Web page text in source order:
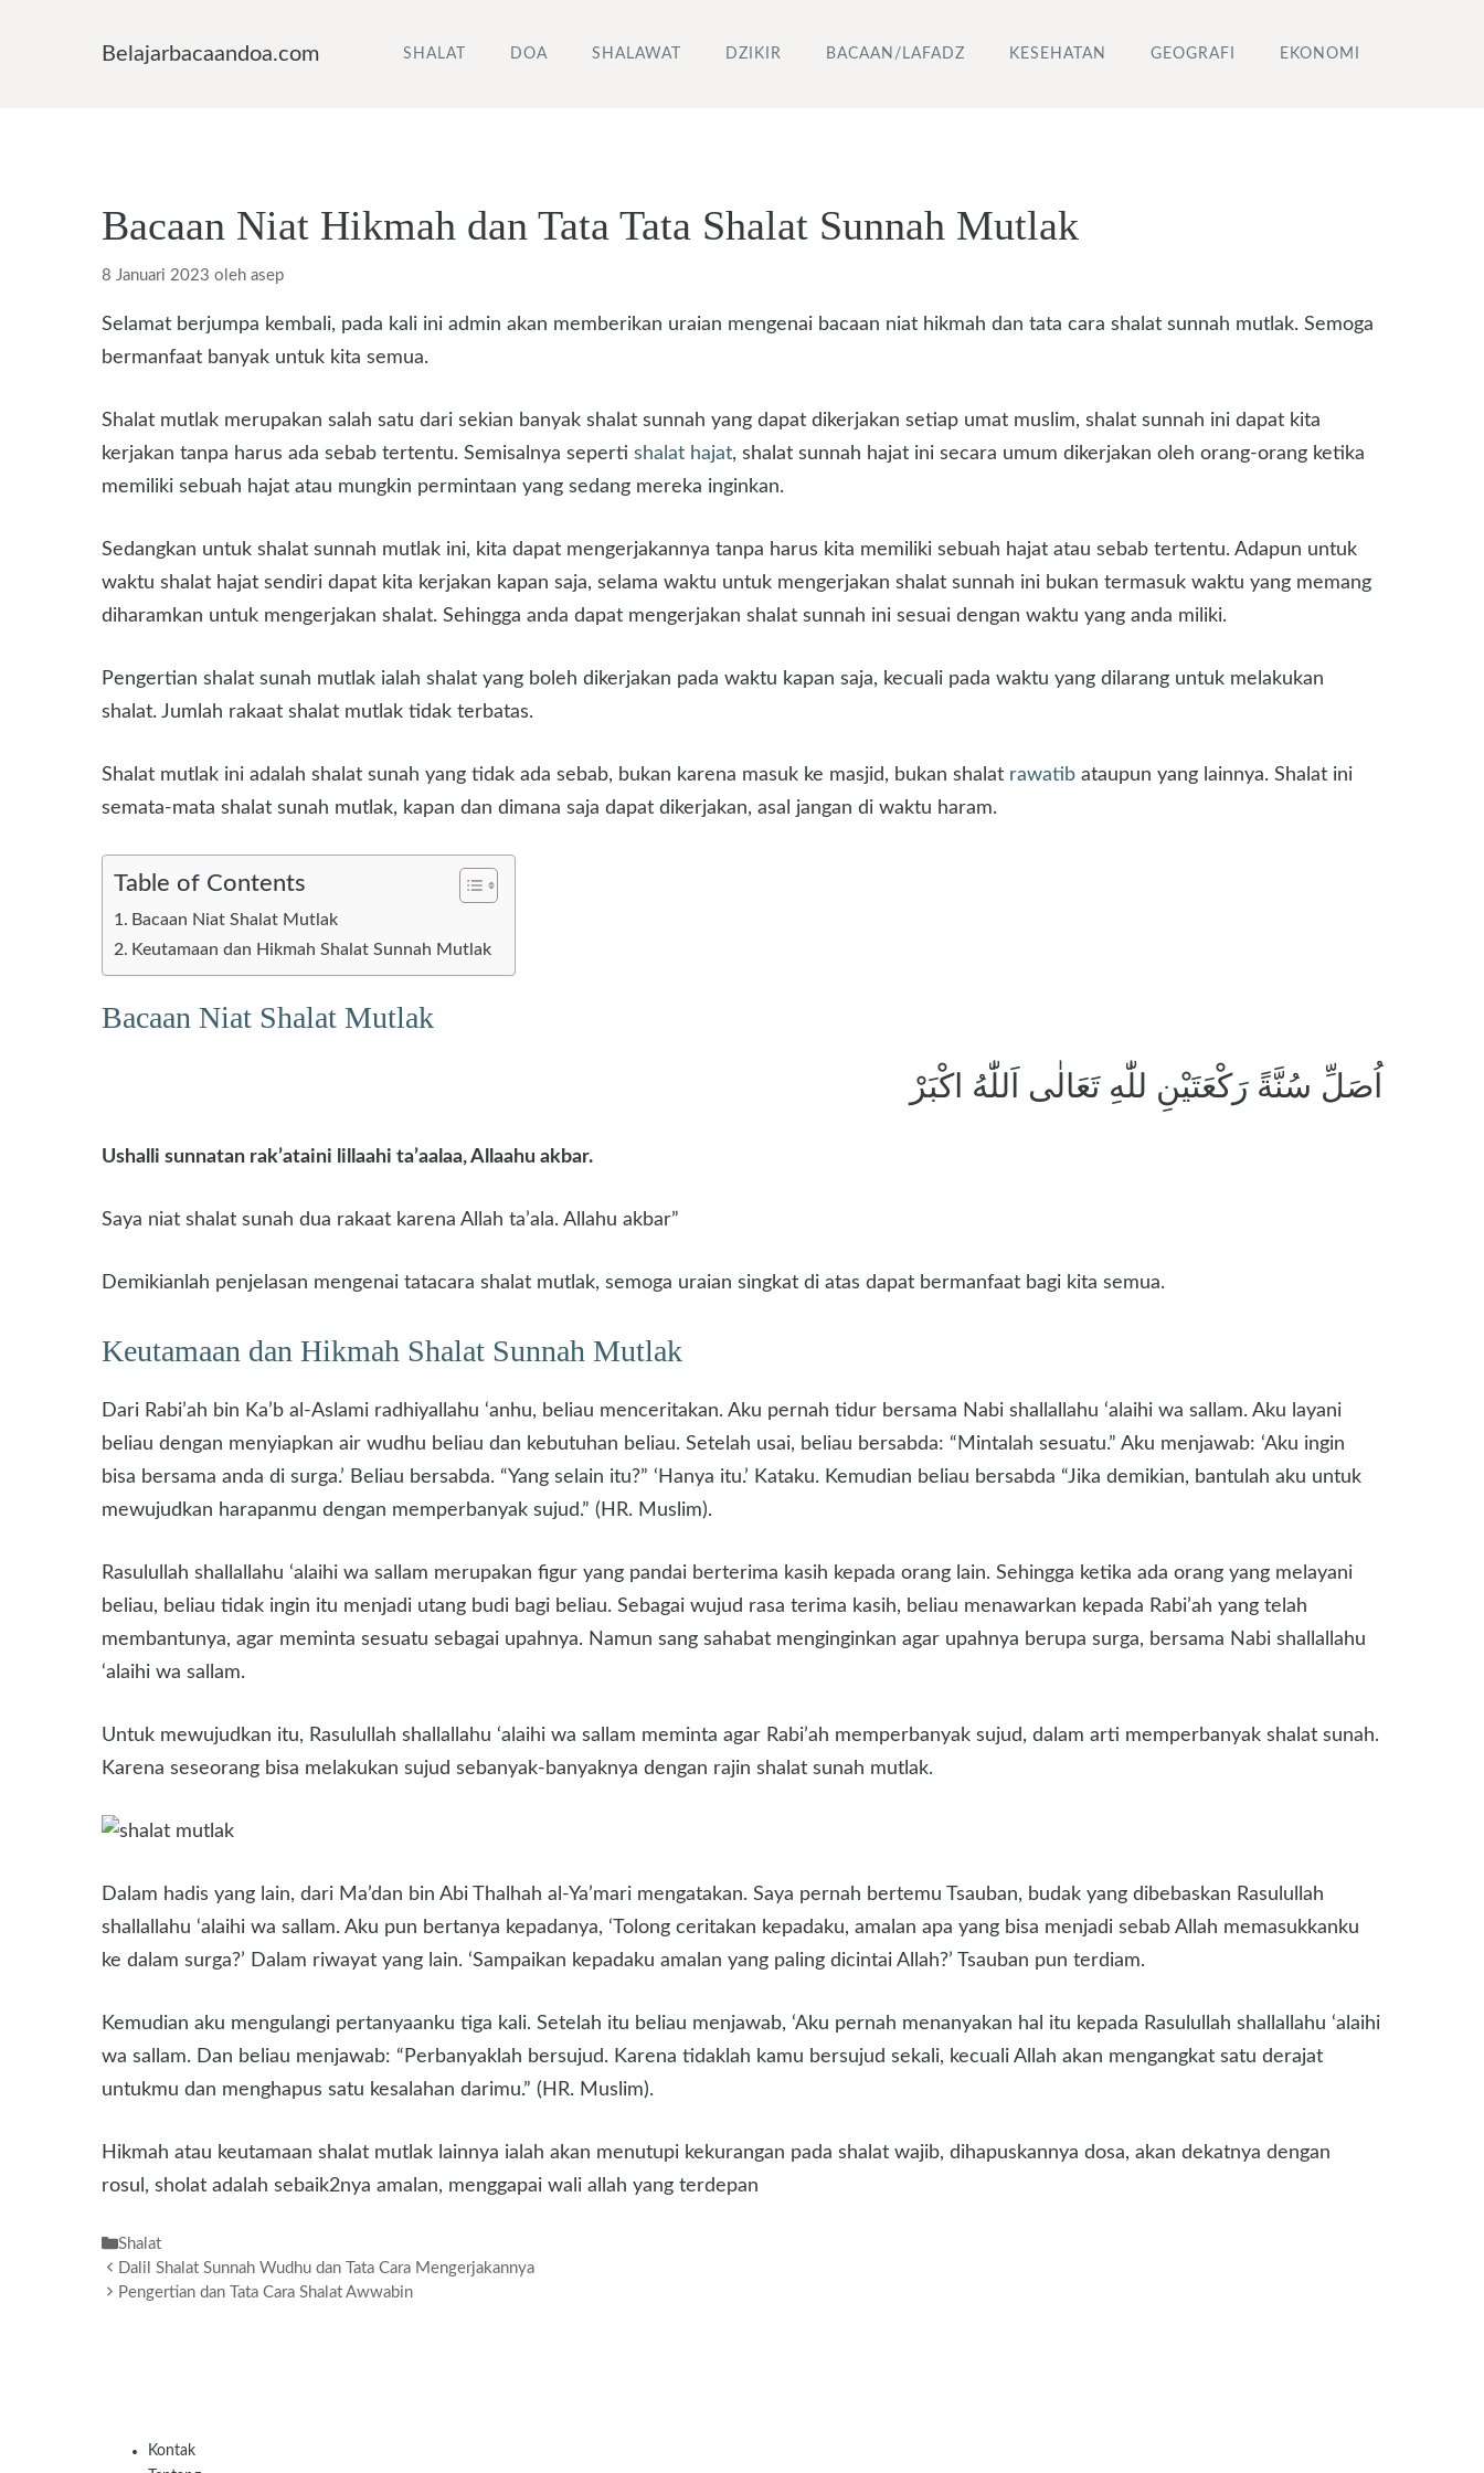
Belajarbacaandoa.com SHALAT DOA SHALAWAT DZIKIR BACAAN/LAFADZ KESEHATAN GEOGRAFI EKONOMI
Bacaan Niat Hikmah dan Tata Tata Shalat Sunnah Mutlak
8 Januari 2023 oleh asep
Selamat berjumpa kembali, pada kali ini admin akan memberikan uraian mengenai bacaan niat hikmah dan tata cara shalat sunnah mutlak. Semoga
bermanfaat banyak untuk kita semua.
Shalat mutlak merupakan salah satu dari sekian banyak shalat sunnah yang dapat dikerjakan setiap umat muslim, shalat sunnah ini dapat kita
kerjakan tanpa harus ada sebab tertentu. Semisalnya seperti shalat hajat, shalat sunnah hajat ini secara umum dikerjakan oleh orang-orang ketika
memiliki sebuah hajat atau mungkin permintaan yang sedang mereka inginkan.
Sedangkan untuk shalat sunnah mutlak ini, kita dapat mengerjakannya tanpa harus kita memiliki sebuah hajat atau sebab tertentu. Adapun untuk
waktu shalat hajat sendiri dapat kita kerjakan kapan saja, selama waktu untuk mengerjakan shalat sunnah ini bukan termasuk waktu yang memang
diharamkan untuk mengerjakan shalat. Sehingga anda dapat mengerjakan shalat sunnah ini sesuai dengan waktu yang anda miliki.
Pengertian shalat sunah mutlak ialah shalat yang boleh dikerjakan pada waktu kapan saja, kecuali pada waktu yang dilarang untuk melakukan
shalat. Jumlah rakaat shalat mutlak tidak terbatas.
Shalat mutlak ini adalah shalat sunah yang tidak ada sebab, bukan karena masuk ke masjid, bukan shalat rawatib ataupun yang lainnya. Shalat ini
semata-mata shalat sunah mutlak, kapan dan dimana saja dapat dikerjakan, asal jangan di waktu haram.
Table of Contents
Bacaan Niat Shalat Mutlak
Keutamaan dan Hikmah Shalat Sunnah Mutlak
Bacaan Niat Shalat Mutlak
اُصَلِّ سُنَّةً رَكْعَتَيْنِ للّٰهِ تَعَالٰى اَللّٰهُ اكْبَرْ
Ushalli sunnatan rak’ataini lillaahi ta’aalaa, Allaahu akbar.
Saya niat shalat sunah dua rakaat karena Allah ta’ala. Allahu akbar”
Demikianlah penjelasan mengenai tatacara shalat mutlak, semoga uraian singkat di atas dapat bermanfaat bagi kita semua.
Keutamaan dan Hikmah Shalat Sunnah Mutlak
Dari Rabi’ah bin Ka’b al-Aslami radhiyallahu ‘anhu, beliau menceritakan. Aku pernah tidur bersama Nabi shallallahu ‘alaihi wa sallam. Aku layani
beliau dengan menyiapkan air wudhu beliau dan kebutuhan beliau. Setelah usai, beliau bersabda: “Mintalah sesuatu.” Aku menjawab: ‘Aku ingin
bisa bersama anda di surga.’ Beliau bersabda. “Yang selain itu?” ‘Hanya itu.’ Kataku. Kemudian beliau bersabda “Jika demikian, bantulah aku untuk
mewujudkan harapanmu dengan memperbanyak sujud.” (HR. Muslim).
Rasulullah shallallahu ‘alaihi wa sallam merupakan figur yang pandai berterima kasih kepada orang lain. Sehingga ketika ada orang yang melayani
beliau, beliau tidak ingin itu menjadi utang budi bagi beliau. Sebagai wujud rasa terima kasih, beliau menawarkan kepada Rabi’ah yang telah
membantunya, agar meminta sesuatu sebagai upahnya. Namun sang sahabat menginginkan agar upahnya berupa surga, bersama Nabi shallallahu
‘alaihi wa sallam.
Untuk mewujudkan itu, Rasulullah shallallahu ‘alaihi wa sallam meminta agar Rabi’ah memperbanyak sujud, dalam arti memperbanyak shalat sunah.
Karena seseorang bisa melakukan sujud sebanyak-banyaknya dengan rajin shalat sunah mutlak.
Dalam hadis yang lain, dari Ma’dan bin Abi Thalhah al-Ya’mari mengatakan. Saya pernah bertemu Tsauban, budak yang dibebaskan Rasulullah
shallallahu ‘alaihi wa sallam. Aku pun bertanya kepadanya, ‘Tolong ceritakan kepadaku, amalan apa yang bisa menjadi sebab Allah memasukkanku
ke dalam surga?’ Dalam riwayat yang lain. ‘Sampaikan kepadaku amalan yang paling dicintai Allah?’ Tsauban pun terdiam.
Kemudian aku mengulangi pertanyaanku tiga kali. Setelah itu beliau menjawab, ‘Aku pernah menanyakan hal itu kepada Rasulullah shallallahu ‘alaihi
wa sallam. Dan beliau menjawab: “Perbanyaklah bersujud. Karena tidaklah kamu bersujud sekali, kecuali Allah akan mengangkat satu derajat
untukmu dan menghapus satu kesalahan darimu.” (HR. Muslim).
Hikmah atau keutamaan shalat mutlak lainnya ialah akan menutupi kekurangan pada shalat wajib, dihapuskannya dosa, akan dekatnya dengan
rosul, sholat adalah sebaik2nya amalan, menggapai wali allah yang terdepan
Kategori
Shalat
Dalil Shalat Sunnah Wudhu dan Tata Cara Mengerjakannya
Pengertian dan Tata Cara Shalat Awwabin
Kontak